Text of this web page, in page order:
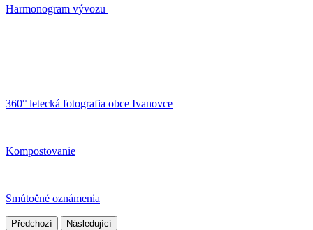
Harmonogram vývozu
360° letecká fotografia obce Ivanovce
Kompostovanie
Smútočné oznámenia
Předchozí Následující